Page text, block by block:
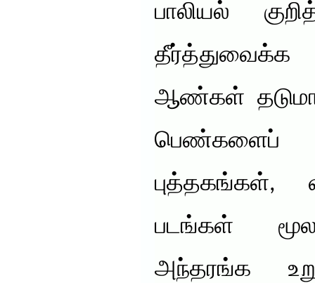
பாலியல்
ஆண்கள்
பெண்களைப்
புத்தகங்கள்,
படங்கள்
அந்தரங்க